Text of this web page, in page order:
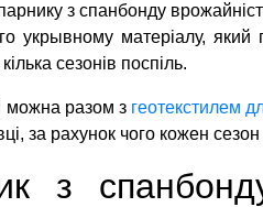
з спанбонду
укрывному матеріалу,
сезонів поспіль.
можна разом з геотекстилем
за рахунок чого кожен
з